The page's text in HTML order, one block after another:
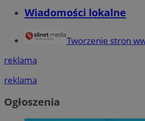
Wiadomości lokalne
Tworzenie stron
reklama
reklama
Ogłoszenia